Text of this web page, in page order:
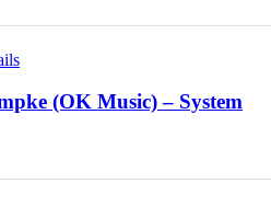
(OK Music) – System